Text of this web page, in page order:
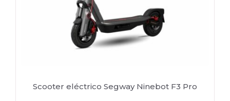
Scooter eléctrico Segway Ninebot F3 Pro